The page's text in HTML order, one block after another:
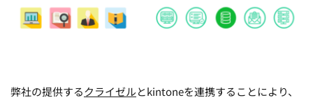
弊社の提供するクライゼルとkintoneを連携することにより、